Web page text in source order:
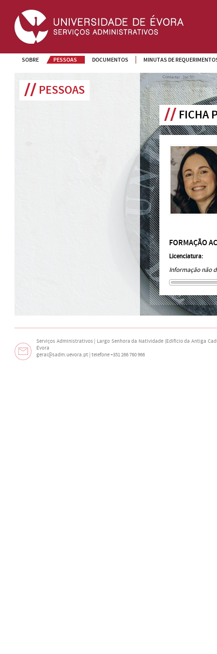
SOBRE PESSOAS DOCUMENTOS MINUTAS DE
PESSOAS
FICHA
FORMAÇÃO
Licenciatura:
Informação não
Serviços Administrativos | Largo Senhora da Natividade (Edifício da Antiga
Évora
geral@sadm.uevora.pt | telefone +351 266 760 966